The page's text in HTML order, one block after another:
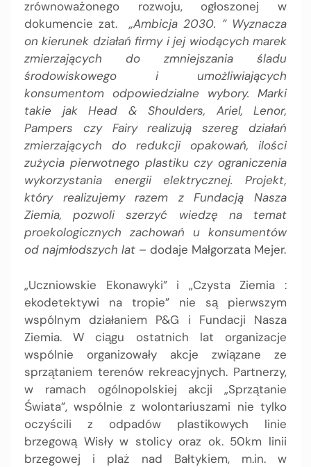
zrównoważonego rozwoju, ogłoszonej w
dokumencie zat.
„Ambicja 2030. ” Wyznacza
on kierunek działań firmy i jej wiodących marek
zmierzających do zmniejszania śladu
środowiskowego i umożliwiających
konsumentom odpowiedzialne wybory. Marki
takie jak Head & Shoulders, Ariel, Lenor,
Pampers czy Fairy realizują szereg działań
zmierzających do redukcji opakowań, ilości
zużycia pierwotnego plastiku czy ograniczenia
wykorzystania energii elektrycznej. Projekt,
który realizujemy razem z Fundacją Nasza
Ziemia, pozwoli szerzyć wiedzę na temat
proekologicznych zachowań u konsumentów
od najmłodszych lat – dodaje Małgorzata Mejer.
„Uczniowskie Ekonawyki” i „Czysta Ziemia :
ekodetektywi na tropie” nie są pierwszym
wspólnym działaniem P&G i Fundacji Nasza
Ziemia. W ciągu ostatnich lat organizacje
wspólnie organizowały akcje związane ze
sprzątaniem terenów rekreacyjnych. Partnerzy,
w ramach ogólnopolskiej akcji „Sprzątanie
Świata”, wspólnie z wolontariuszami nie tylko
oczyścili z odpadów plastikowych linie
brzegową Wisły w stolicy oraz ok. 50km linii
brzegowej i plaż nad Bałtykiem, m.in. w